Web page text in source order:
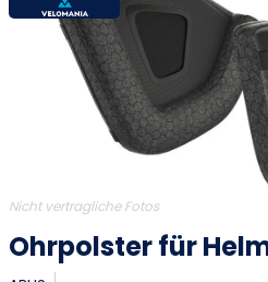
Nicht vertragliche Fotos
Ohrpolster für